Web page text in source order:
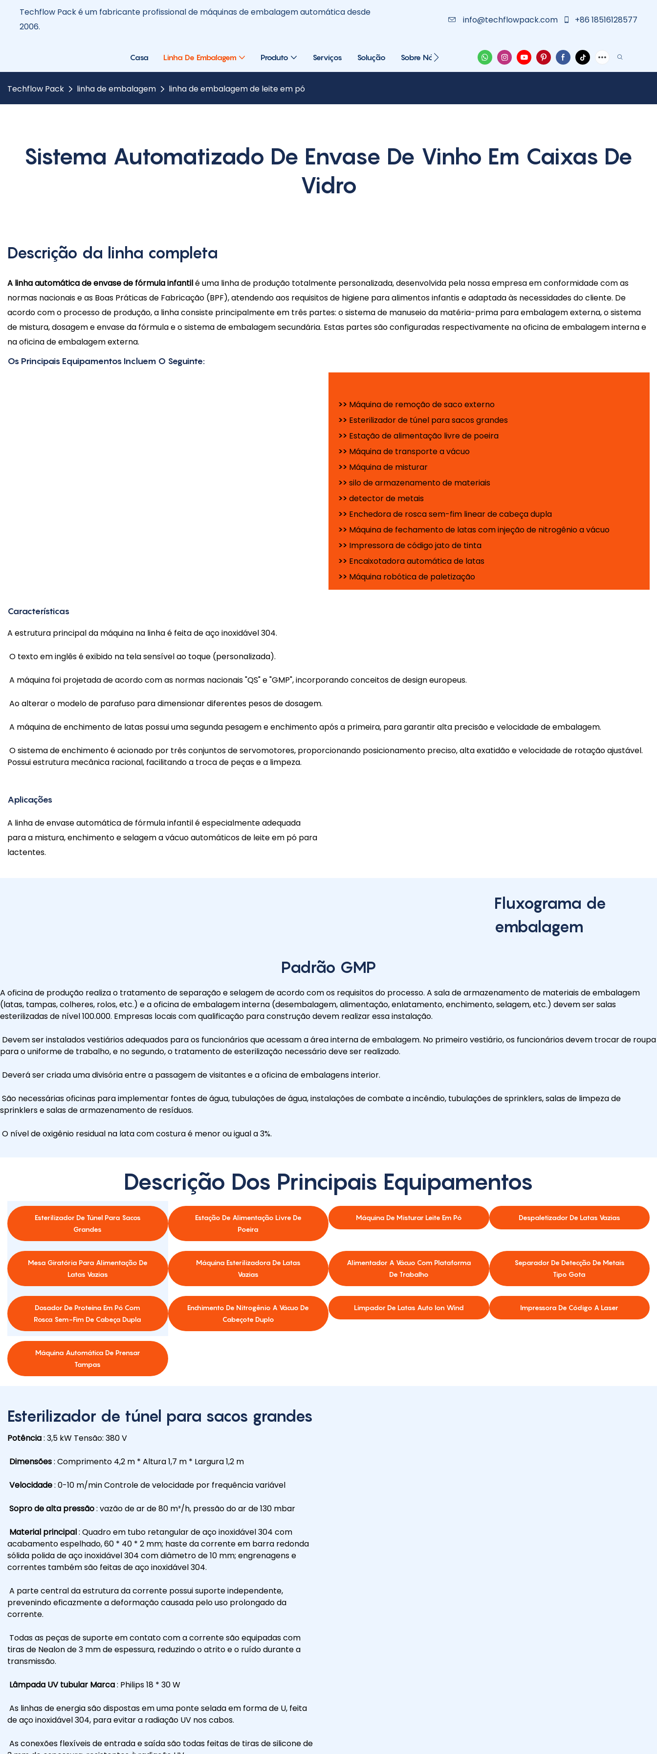
Techflow Pack é um fabricante profissional de máquinas de embalagem automática desde
2006.
info@techflowpack.com +86 18516128577
Casa Linha De Embalagem Produto Serviços Solução Sobre Nós Capa Notícias Entre Em Contato Conosco
Techflow Pack linha de embalagem linha de embalagem de leite em pó
Sistema Automatizado De Envase De Vinho Em Caixas De
Vidro
Descrição da linha completa
A linha automática de envase de fórmula infantilé uma linha de produção totalmente personalizada, desenvolvida pela nossa empresa em conformidade com as
normas nacionais e as Boas Práticas de Fabricação (BPF), atendendo aos requisitos de higiene para alimentos infantis e adaptada às necessidades do cliente. De
acordo com o processo de produção, a linha consiste principalmente em três partes: o sistema de manuseio da matéria-prima para embalagem externa, o sistema
de mistura, dosagem e envase da fórmula e o sistema de embalagem secundária. Estas partes são configuradas respectivamente na oficina de embalagem interna e
na oficina de embalagem externa.
Os Principais Equipamentos Incluem O Seguinte:
>> Máquina de remoção de saco externo
>> Esterilizador de túnel para sacos grandes
>> Estação de alimentação livre de poeira
>> Máquina de transporte a vácuo
>> Máquina de misturar
>> silo de armazenamento de materiais
>> detector de metais
>> Enchedora de rosca sem-fim linear de cabeça dupla
>> Máquina de fechamento de latas com injeção de nitrogênio a vácuo
>> Impressora de código jato de tinta
>> Encaixotadora automática de latas
>> Máquina robótica de paletização
Características
A estrutura principal da máquina na linha é feita de aço inoxidável 304.
O texto em inglês é exibido na tela sensível ao toque (personalizada).
A máquina foi projetada de acordo com as normas nacionais "QS" e "GMP", incorporando conceitos de design europeus.
Ao alterar o modelo de parafuso para dimensionar diferentes pesos de dosagem.
A máquina de enchimento de latas possui uma segunda pesagem e enchimento após a primeira, para garantir alta precisão e velocidade de embalagem.
O sistema de enchimento é acionado por três conjuntos de servomotores, proporcionando posicionamento preciso, alta exatidão e velocidade de rotação ajustável.
Possui estrutura mecânica racional, facilitando a troca de peças e a limpeza.
Aplicações
A linha de envase automática de fórmula infantil é especialmente adequada
para a mistura, enchimento e selagem a vácuo automáticos de leite em pó para
lactentes.
Fluxograma de
embalagem
Padrão GMP
A oficina de produção realiza o tratamento de separação e selagem de acordo com os requisitos do processo. A sala de armazenamento de materiais de embalagem
(latas, tampas, colheres, rolos, etc.) e a oficina de embalagem interna (desembalagem, alimentação, enlatamento, enchimento, selagem, etc.) devem ser salas
esterilizadas de nível 100.000. Empresas locais com qualificação para construção devem realizar essa instalação.
Devem ser instalados vestiários adequados para os funcionários que acessam a área interna de embalagem. No primeiro vestiário, os funcionários devem trocar de roupa
para o uniforme de trabalho, e no segundo, o tratamento de esterilização necessário deve ser realizado.
Deverá ser criada uma divisória entre a passagem de visitantes e a oficina de embalagens interior.
São necessárias oficinas para implementar fontes de água, tubulações de água, instalações de combate a incêndio, tubulações de sprinklers, salas de limpeza de
sprinklers e salas de armazenamento de resíduos.
O nível de oxigênio residual na lata com costura é menor ou igual a 3%.
Descrição Dos Principais Equipamentos
Esterilizador De Túnel Para Sacos
Grandes
Estação De Alimentação Livre De
Poeira
Máquina De Misturar Leite Em Pó Despaletizador De Latas Vazias
Mesa Giratória Para Alimentação De
Latas Vazias
Máquina Esterilizadora De Latas
Vazias
Alimentador A Vácuo Com Plataforma
De Trabalho
Separador De Detecção De Metais
Tipo Gota
Dosador De Proteína Em Pó Com
Rosca Sem-Fim De Cabeça Dupla
Enchimento De Nitrogênio A Vácuo De
Cabeçote Duplo
Limpador De Latas Auto Ion Wind Impressora De Código A Laser
Máquina Automática De Prensar
Tampas
Esterilizador de túnel para sacos grandes
Potência: 3,5 kW Tensão: 380 V
Dimensões: Comprimento 4,2 m * Altura 1,7 m * Largura 1,2 m
Velocidade: 0-10 m/min Controle de velocidade por frequência variável
Sopro de alta pressão: vazão de ar de 80 m³/h, pressão do ar de 130 mbar
Material principal: Quadro em tubo retangular de aço inoxidável 304 com
acabamento espelhado, 60 * 40 * 2 mm; haste da corrente em barra redonda
sólida polida de aço inoxidável 304 com diâmetro de 10 mm; engrenagens e
correntes também são feitas de aço inoxidável 304.
A parte central da estrutura da corrente possui suporte independente,
prevenindo eficazmente a deformação causada pelo uso prolongado da
corrente.
Todas as peças de suporte em contato com a corrente são equipadas com
tiras de Nealon de 3 mm de espessura, reduzindo o atrito e o ruído durante a
transmissão.
Lâmpada UV tubular Marca: Philips 18 * 30 W
As linhas de energia são dispostas em uma ponte selada em forma de U, feita
de aço inoxidável 304, para evitar a radiação UV nos cabos.
As conexões flexíveis de entrada e saída são todas feitas de tiras de silicone de